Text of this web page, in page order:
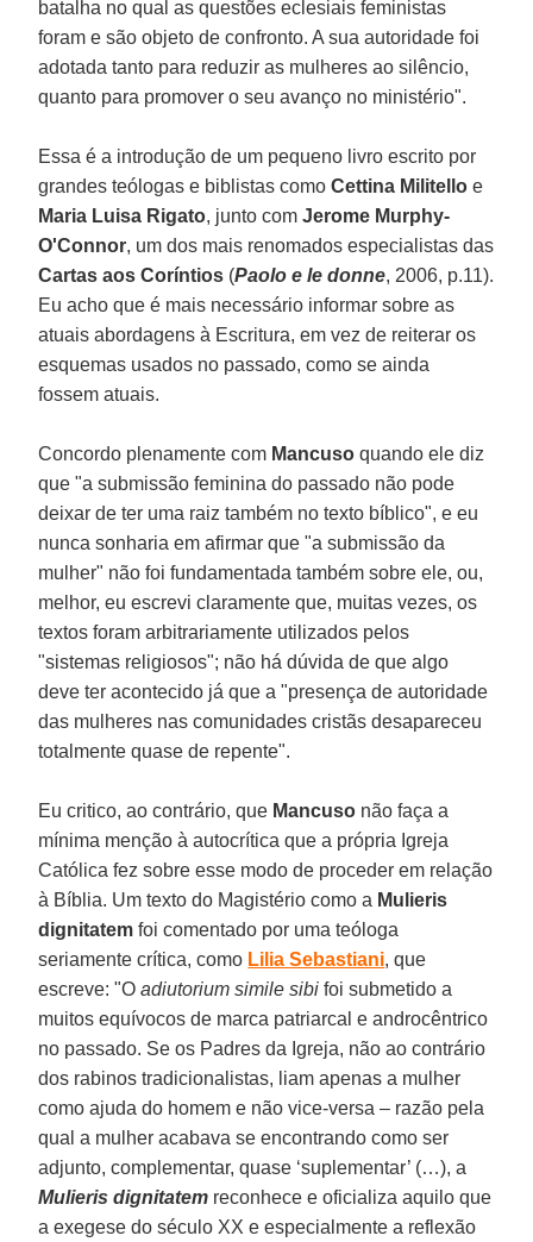
batalha no qual as questões eclesiais feministas
foram e são objeto de confronto. A sua autoridade foi
adotada tanto para reduzir as mulheres ao silêncio,
quanto para promover o seu avanço no ministério".
Essa é a introdução de um pequeno livro escrito por
grandes teólogas e biblistas comoCettina Militello e
Maria Luisa Rigato, junto comJerome Murphy-
O'Connor, um dos mais renomados especialistas das
Cartas aos Coríntios (Paolo e le donne, 2006, p.11).
Eu acho que é mais necessário informar sobre as
atuais abordagens à Escritura, em vez de reiterar os
esquemas usados no passado, como se ainda
fossem atuais.
Concordo plenamente com Mancuso quando ele diz
que "a submissão feminina do passado não pode
deixar de ter uma raiz também no texto bíblico", e eu
nunca sonharia em afirmar que "a submissão da
mulher" não foi fundamentada também sobre ele, ou,
melhor, eu escrevi claramente que, muitas vezes, os
textos foram arbitrariamente utilizados pelos
"sistemas religiosos"; não há dúvida de que algo
deve ter acontecido já que a "presença de autoridade
das mulheres nas comunidades cristãs desapareceu
totalmente quase de repente".
Eu critico, ao contrário, que Mancuso não faça a
mínima menção à autocrítica que a própria Igreja
Católica fez sobre esse modo de proceder em relação
à Bíblia. Um texto do Magistério como a Mulieris
dignitatem foi comentado por uma teóloga
seriamente crítica, como Lilia Sebastiani, que
escreve: "Oadiutorium simile sibi foi submetido a
muitos equívocos de marca patriarcal e androcêntrico
no passado. Se os Padres da Igreja, não ao contrário
dos rabinos tradicionalistas, liam apenas a mulher
como ajuda do homem e não vice-versa – razão pela
qual a mulher acabava se encontrando como ser
adjunto, complementar, quase ‘suplementar’ (…), a
Mulieris dignitatem reconhece e oficializa aquilo que
a exegese do século XX e especialmente a reflexão